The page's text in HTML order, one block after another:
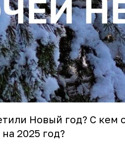
Новый год? С кем
2025 год?